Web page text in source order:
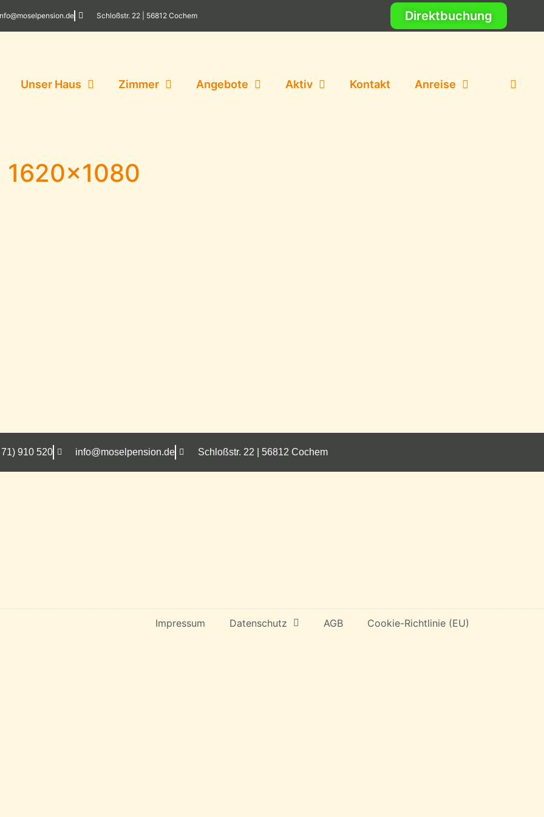
Schloßstr. 22 | 56812 Cochem Direktbuchung
Unser Haus Zimmer Angebote Aktiv Kontakt Anreise
1620×1080
910 520 info@moselpension.de Schloßstr. 22 | 56812 Cochem
Impressum Datenschutz AGB Cookie-Richtlinie (EU)